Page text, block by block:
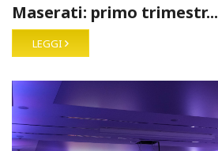
Maserati: primo trimestr...
LEGGI